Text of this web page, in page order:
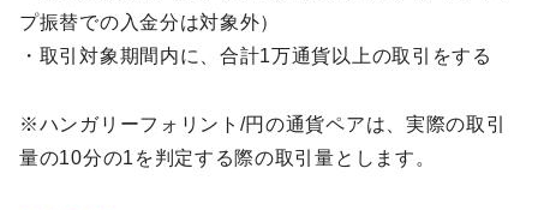
プ振替での入金分は対象外）
・取引対象期間内に、合計1万通貨以上の取引をする
※ハンガリーフォリント/円の通貨ペアは、実際の取引
量の10分の1を判定する際の取引量とします。